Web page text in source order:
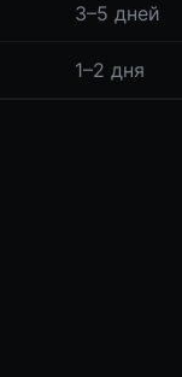
3–5 дней
1–2 дня